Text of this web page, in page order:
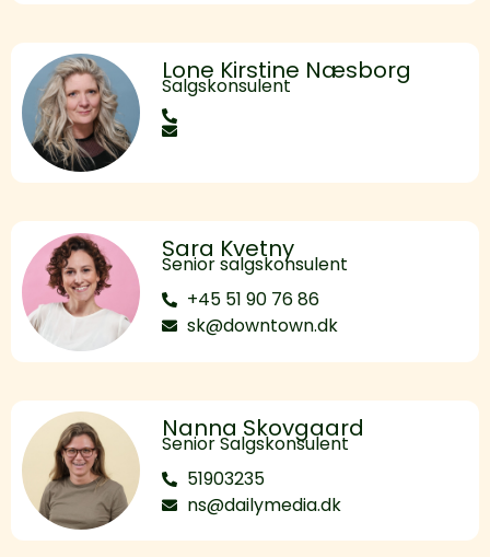
Lone Kirstine Næsborg
Salgskonsulent
Sara Kvetny
Senior salgskonsulent
+45 51 90 76 86
sk@downtown.dk
Nanna Skovgaard
Senior Salgskonsulent
51903235
ns@dailymedia.dk